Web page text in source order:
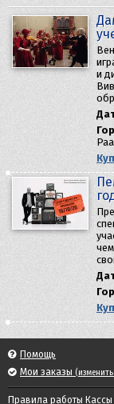
и
Помощь
Мои заказы
Правила работы Кассы